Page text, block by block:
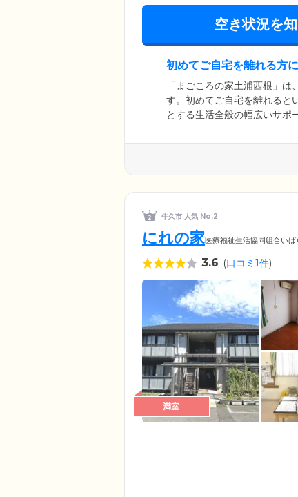
空き状況を
初めてご自宅を離れる方
「まごころの家土浦西根」
す。初めてご自宅を離れると
とする生活全般の幅広いサポ
日常駐し、みなさまのご様子
いるので、体調の変化が起
牛久市 人気 No.2
にれの家医療福祉生活協同組合いば
3.6 (口コミ1件)
満室